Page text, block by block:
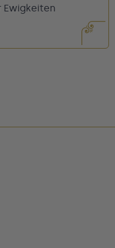
Ewigkeiten